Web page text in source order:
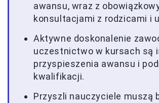
awansu, wraz z
konsultacjami z rodzicami i
Aktywne doskonalenie
uczestnictwo w kursach są
przyspieszenia awansu i
kwalifikacji.
Przyszli nauczyciele muszą